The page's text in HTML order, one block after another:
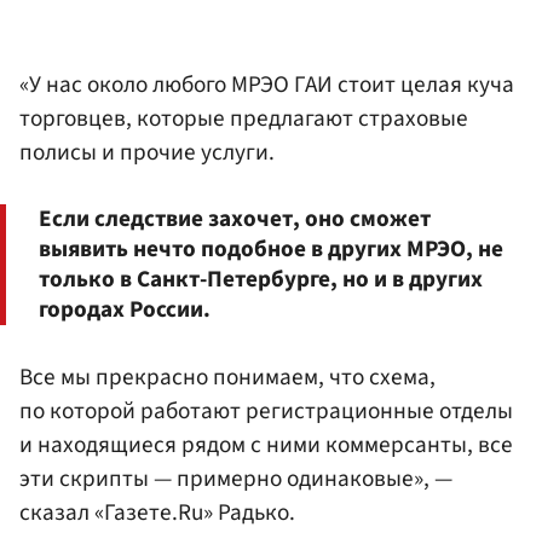
«У нас около любого МРЭО ГАИ стоит целая куча
торговцев, которые предлагают страховые
полисы и прочие услуги.
Если следствие захочет, оно сможет
выявить нечто подобное в других МРЭО, не
только в Санкт-Петербурге, но и в других
городах России.
Все мы прекрасно понимаем, что схема,
по которой работают регистрационные отделы
и находящиеся рядом с ними коммерсанты, все
эти скрипты — примерно одинаковые», —
сказал «Газете.Ru» Радько.